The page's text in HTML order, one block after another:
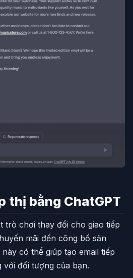
thị bằng ChatGPT
trò chơi thay đổi cho giao tiếp
mãi đến công bố sản
có thể giúp tạo email tiếp
đối tượng của bạn.